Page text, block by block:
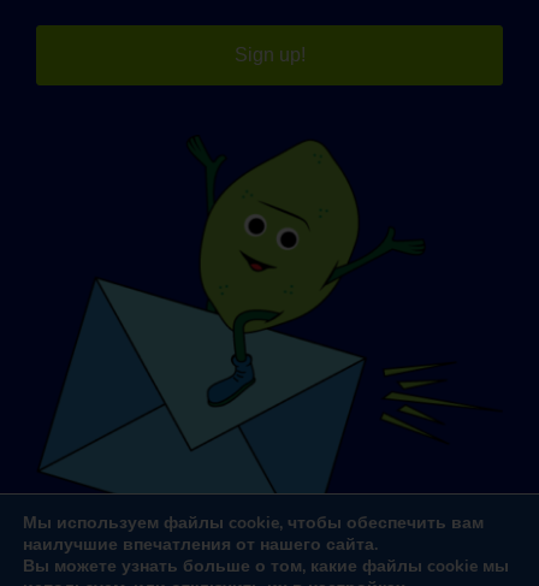
Sign up!
Мы используем файлы cookie, чтобы обеспечить вам
наилучшие впечатления от нашего сайта.
Вы можете узнать больше о том, какие файлы cookie мы